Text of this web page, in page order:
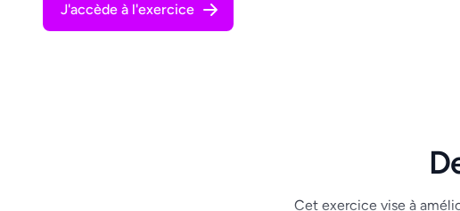
J'accède à l'exercice
Cet exercice vise à